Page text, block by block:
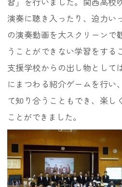
演奏に聴き入ったり、迫力い
の演奏動画を大スクリーンで
うことができない学習をする
支援学校からの出し物として
にまつわる紹介ゲームを行い
て知り合うこともでき、楽し
ことができました。